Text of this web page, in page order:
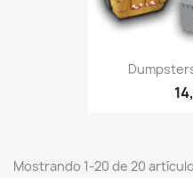
Mostrando 1-20 de 20